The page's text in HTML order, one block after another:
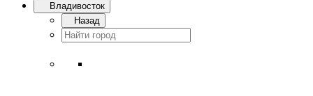
Владивосток
Назад